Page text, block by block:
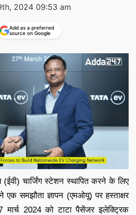
2024 09:53 am
Add as a preferred
source on Google
चार्जिंग स्टेशन स्थापित करने के लिए
एक समझौता ज्ञापन (एमओयू) पर हस्ताक्षर
2024 को टाटा पैसेंजर इलेक्ट्रिक